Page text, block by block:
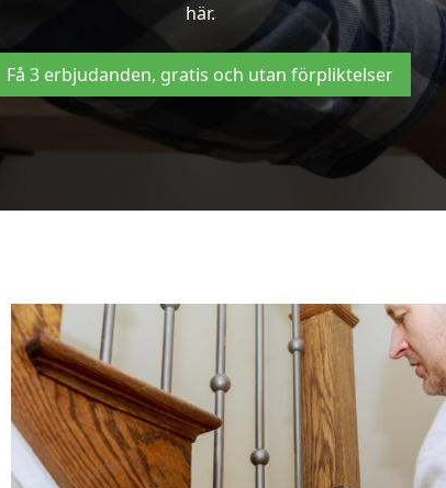
här.
Få 3 erbjudanden, gratis och utan förpliktelser